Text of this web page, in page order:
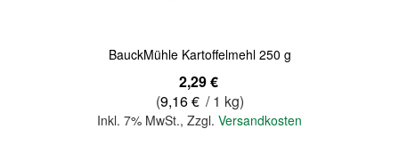
BauckMühle Kartoffelmehl 250 g
2,29 €
(9,16 € / 1 kg)
Inkl. 7% MwSt., Zzgl. Versandkosten